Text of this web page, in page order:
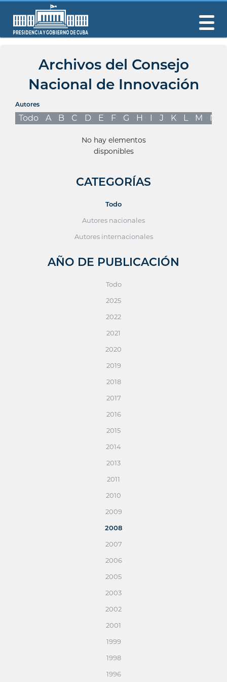
Archivos del Consejo
Nacional de Innovación
Autores
Todo A B C D E F G H I J K L M N
No hay elementos
disponibles
CATEGORÍAS
Todo
Autores nacionales
Autores internacionales
AÑO DE PUBLICACIÓN
Todo
2025
2022
2021
2020
2019
2018
2017
2016
2015
2014
2013
2011
2010
2009
2008
2007
2006
2005
2003
2002
2001
1999
1998
1996